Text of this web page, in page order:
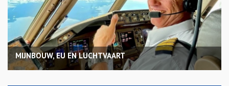
MIJNBOUW, EU EN LUCHTVAART